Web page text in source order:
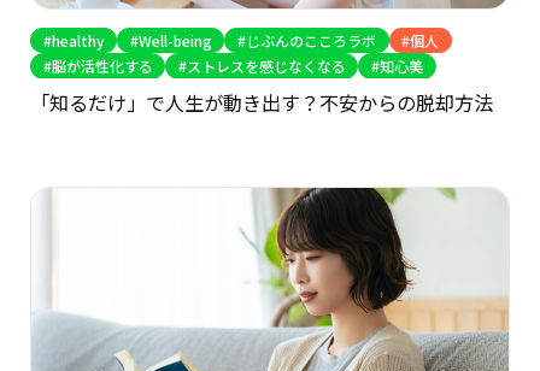
healthy Well-being じぶんのこころラボ
個人
脳が活性化する
ストレスを感じなくなる 知心美
「知るだけ」で人生が動き出す？不安からの脱却方法